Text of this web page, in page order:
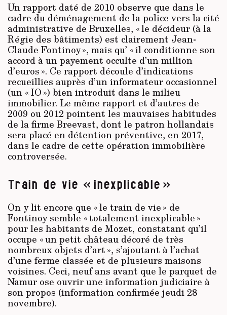
Un rapport daté de 2010 observe que dans le
cadre du déménagement de la police vers la cité
administrative de Bruxelles, « le décideur (à la
Régie des bâtiments) est clairement Jean-
Claude Fontinoy », mais qu’ « il conditionne son
accord à un payement occulte d’un million
d’euros ». Ce rapport découle d’indications
recueillies auprès d’un informateur occasionnel
(un « IO ») bien introduit dans le milieu
immobilier. Le même rapport et d’autres de
2009 ou 2012 pointent les mauvaises habitudes
de la firme Breevast, dont le patron hollandais
sera placé en détention préventive, en 2017,
dans le cadre de cette opération immobilière
controversée.
Train de vie « inexplicable »
On y lit encore que « le train de vie » de
Fontinoy semble « totalement inexplicable »
pour les habitants de Mozet, constatant qu’il
occupe « un petit château décoré de très
nombreux objets d’art », s’ajoutant à l’achat
d’une ferme classée et de plusieurs maisons
voisines. Ceci, neuf ans avant que le parquet de
Namur ose ouvrir une information judiciaire à
son propos (information confirmée jeudi 28
novembre).